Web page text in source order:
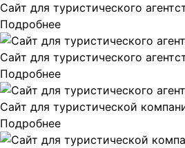
Сайт для туристического
Подробнее
Сайт для туристического
Подробнее
Сайт для туристической
Подробнее